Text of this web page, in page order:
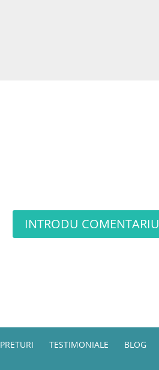
PRETURI TESTIMONIALE BLOG